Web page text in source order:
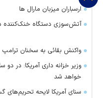
ارسباران میزبان مارال ها
آتش‌سوزی دستگاه خنک‌کننده
واکنش بقائی به سخنان ترامپ
وزیر خزانه داری آمریکا: در
خواهد شد
سنای آمریکا لایحه تحریم‌های